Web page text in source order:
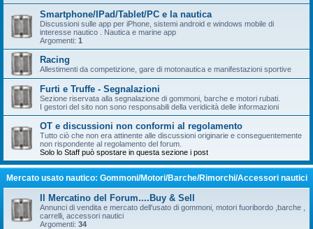
Smartphone/IPad/Tablet/PC e la nautica
Discussioni sulle app per iPhone, sistemi android e windows mobile di
interesse nautico . Nautica e marine app
Argomenti: 1
Racing
Allestimenti da competizione, gare di motonautica e manifestazioni sportive
Furti e Truffe - Segnalazioni
Sezione riservata alla segnalazione di gommoni, barche e motori rubati.
I gestori del sito non sono responsabili della veridicità delle informazioni
OT e discussioni non conformi al regolamento
Tutto ciò che non era attinente alle discussioni originarie e conseguentemente
non rispondente al regolamento del forum.
Solo lo Staff può spostare in questa sezione i post
Mercato usato nautico: Gommoni/Motori/Barche/Rimorchi/Accessori nautici
Il Mercatino del Forum....Buy & Sell
Annunci di vendita e mercato dell'usato di gommoni, motori fuoribordo ,barche ,
carrelli, accessori nautici
Argomenti: 34